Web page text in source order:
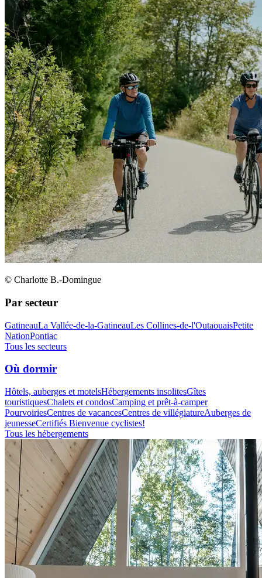
© Charlotte B.-Domingue
Par secteur
GatineauLa Vallée-de-la-GatineauLes Collines-de-l'OutaouaisPetite
NationPontiac
Tous les secteurs
Où dormir
Hôtels, auberges et motelsHébergements insolitesGîtes
touristiquesChalets et condosCamping et prêt-à-camper
PourvoiriesCentres de vacancesCentres de villégiatureAuberges de
jeunesseCertifiés Bienvenue cyclistes!
Tous les hébergements